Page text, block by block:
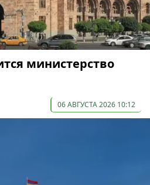
министерство
06 АВГУСТА 2026 10:12